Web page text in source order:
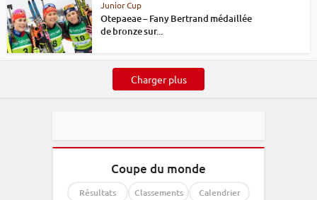
Junior Cup
Otepaeae – Fany Bertrand médaillée
de bronze sur...
Charger plus
Coupe du monde
Résultats Classements Calendrier